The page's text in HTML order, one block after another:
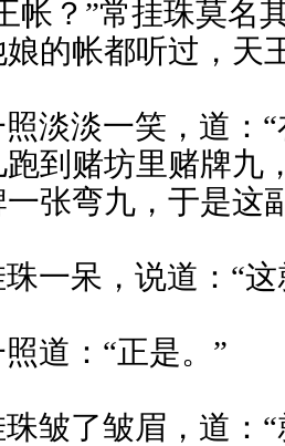
帐？”常挂珠莫名
娘的帐都听过，天
淡淡一笑，道：
到赌坊里赌牌九
张弯九，于是这
一呆，说道：“这
道：“正是。”
皱了皱眉，道：